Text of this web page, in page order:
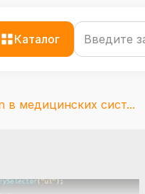
Каталог
в медицинских сист...